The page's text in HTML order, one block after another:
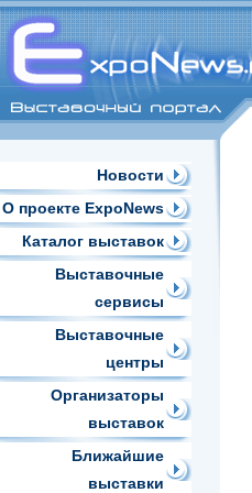
Новости
О проекте ExpoNews
Каталог выставок
Выставочные
сервисы
Выставочные
центры
Организаторы
выставок
Ближайшие
выставки